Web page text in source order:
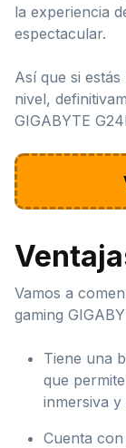
la experiencia
espectacular.
Así que si
nivel,
GIGABYTE
Vamos a
gaming
Tiene una
que
inmersiva y
Cuenta